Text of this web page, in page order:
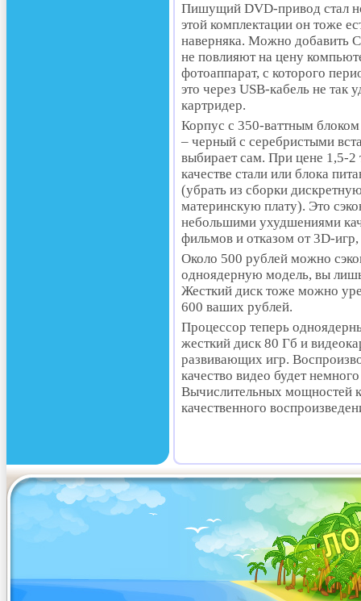
Пишущий DVD-привод стал
этой комплектации он тоже
наверняка. Можно добавить
не повлияют на цену
фотоаппарат, с которого
это через USB-кабель не так
картридер.
Корпус с 350-ваттным
– черный с серебристыми
выбирает сам. При цене 1,5-2
качестве стали или блока
(убрать из сборки
материнскую плату). Это
небольшими ухудшениями
фильмов и отказом от 3D-
Около 500 рублей можно
одноядерную модель, вы
Жесткий диск тоже можно
600 ваших рублей.
Процессор теперь
жесткий диск 80 Гб и
развивающих игр.
качество видео будет
Вычислительных мощностей
качественного